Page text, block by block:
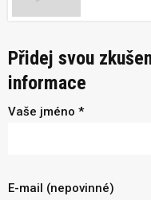
Přidej svou
informace
Vaše jméno *
E-mail (nepovinné)